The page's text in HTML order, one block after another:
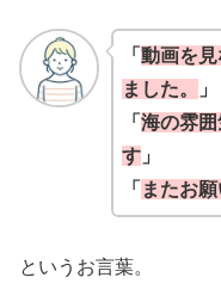
「 動画を
ました。
」
「 海の雰
す」
「 またお
というお言葉。